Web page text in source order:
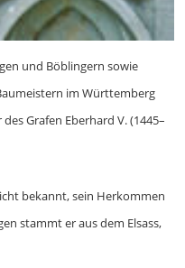
und Böblingern sowie
im Württemberg
Grafen Eberhard V. (1445–
bekannt, sein Herkommen
stammt er aus dem Elsass,